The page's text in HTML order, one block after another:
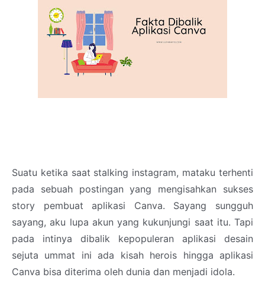
Suatu ketika saat stalking instagram, mataku terhenti
pada sebuah postingan yang mengisahkan sukses
story pembuat aplikasi Canva. Sayang sungguh
sayang, aku lupa akun yang kukunjungi saat itu. Tapi
pada intinya dibalik kepopuleran aplikasi desain
sejuta ummat ini ada kisah herois hingga aplikasi
Canva bisa diterima oleh dunia dan menjadi idola.